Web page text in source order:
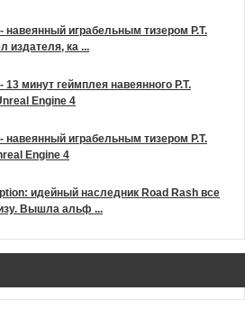
навеянный играбельным тизером P.T.
издателя, ка ...
13 минут геймплея навеянного P.T.
Engine 4
навеянный играбельным тизером P.T.
Engine 4
идейный наследник Road Rash все
Вышла альф ...